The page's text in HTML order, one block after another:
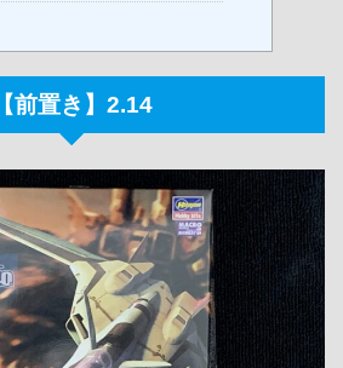
【前置き】2.14